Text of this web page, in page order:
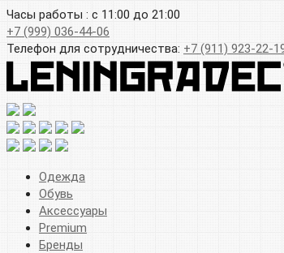
Часы работы : с 11:00 до 21:00
+7 (999) 036-44-06
Телефон для сотрудничества: +7 (911) 923-22-
Одежда
Обувь
Аксессуары
Premium
Бренды